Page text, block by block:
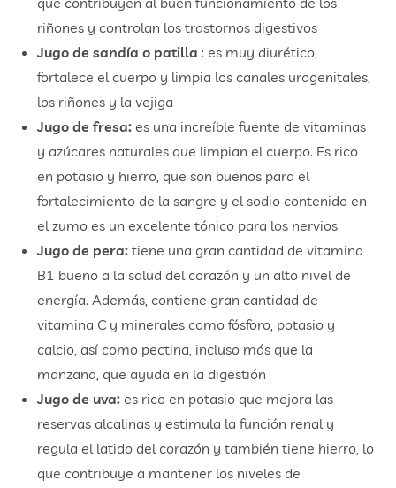
riñones y controlan los trastornos digestivos
Jugo de sandía o patilla : es muy diurético,
fortalece el cuerpo y limpia los canales urogenitales,
los riñones y la vejiga
Jugo de fresa: es una increíble fuente de vitaminas
y azúcares naturales que limpian el cuerpo. Es rico
en potasio y hierro, que son buenos para el
fortalecimiento de la sangre y el sodio contenido en
el zumo es un excelente tónico para los nervios
Jugo de pera: tiene una gran cantidad de vitamina
B1 bueno a la salud del corazón y un alto nivel de
energía. Además, contiene gran cantidad de
vitamina C y minerales como fósforo, potasio y
calcio, así como pectina, incluso más que la
manzana, que ayuda en la digestión
Jugo de uva: es rico en potasio que mejora las
reservas alcalinas y estimula la función renal y
regula el latido del corazón y también tiene hierro, lo
que contribuye a mantener los niveles de